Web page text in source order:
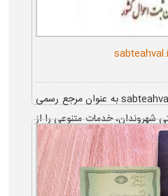
سازمان ثبت احوال کشور sabteahval.ir به عنوان مرجع رسمی
شهروندان، خدمات متنوعی را از
احوال ارائه می دهد و امکان